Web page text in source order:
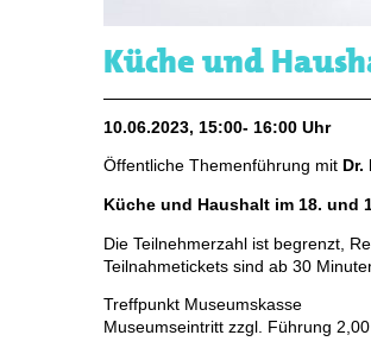
Küche und
10.06.2023, 15:00- 16:00 Uhr
Öffentliche Themenführung mit
Küche und Haushalt im 18. und
Die Teilnehmerzahl ist begrenzt,
Teilnahmetickets sind ab 30
Treffpunkt Museumskasse
Museumseintritt zzgl. Führung